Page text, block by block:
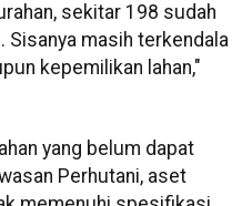
sekitar 198 sudah
Sisanya masih terkendala
kepemilikan lahan,"
yang belum dapat
Perhutani, aset